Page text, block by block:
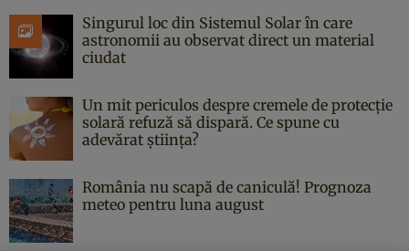
Singurul loc din Sistemul Solar în care
astronomii au observat direct un material
ciudat
Un mit periculos despre cremele de protecție
solară refuză să dispară. Ce spune cu
adevărat știința?
România nu scapă de caniculă! Prognoza
meteo pentru luna august